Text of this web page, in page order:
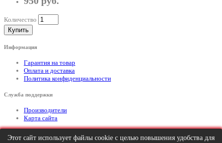
Количество
Купить
Информация
Гарантия на товар
Оплата и доставка
Политика конфиденциальности
Служба поддержки
Производители
Карта сайта
Дополнительно
Этот сайт использует файлы cookie с целью повышения удобства для